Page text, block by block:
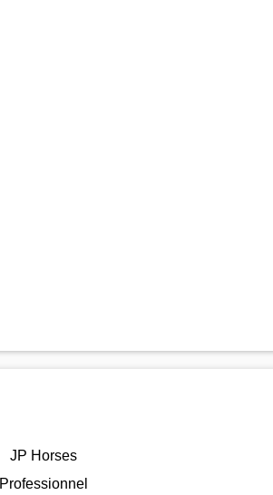
JP Horses
Professionnel